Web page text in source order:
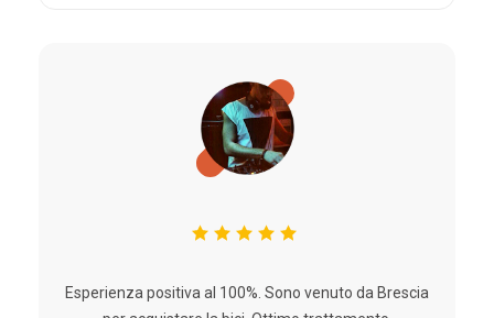
Esperienza positiva al 100%. Sono venuto da Brescia